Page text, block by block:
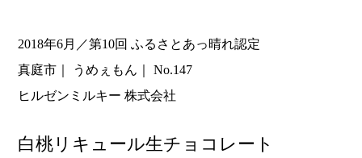
2018年6月／第10回 ふるさとあっ晴れ認定
真庭市
うめぇもん
No.147
ヒルゼンミルキー 株式会社
白桃リキュール生チョコレート